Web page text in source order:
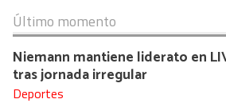
Último momento
Niemann mantiene liderato en
tras jornada irregular
Deportes